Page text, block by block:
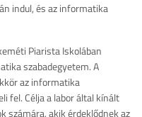
indul, és az informatika
Piarista Iskolában
szabadegyetem. A
az informatika
fel. Célja a labor által kínált
számára, akik érdeklődnek az